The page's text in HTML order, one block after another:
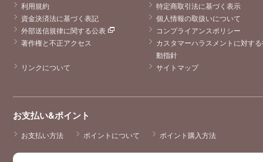
利用規約
特定商取引法に基づく表示
資金決済法に基づく表記
個人情報の取扱いについて
外部送信規律に関する公表
コンプライアンスポリシー
著作権と不正アクセス
カスタマーハラスメントに対す
動指針
リンクについて
サイトマップ
お支払い&ポイント
お支払い方法 ポイントについて ポイント購入方法